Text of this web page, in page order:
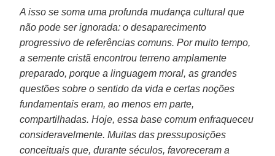
A isso se soma uma profunda mudança cultural que
não pode ser ignorada: o desaparecimento
progressivo de referências comuns. Por muito tempo,
a semente cristã encontrou terreno amplamente
preparado, porque a linguagem moral, as grandes
questões sobre o sentido da vida e certas noções
fundamentais eram, ao menos em parte,
compartilhadas. Hoje, essa base comum enfraqueceu
consideravelmente. Muitas das pressuposições
conceituais que, durante séculos, favoreceram a